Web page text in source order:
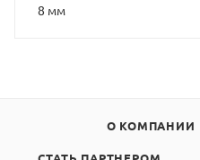
8 мм
О КОМПАНИИ